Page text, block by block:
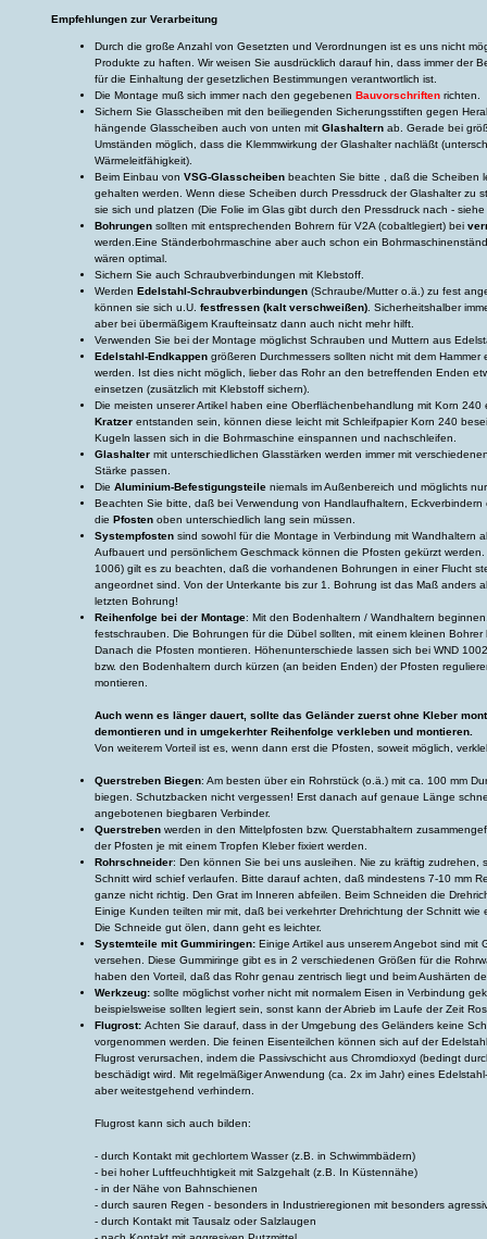
Empfehlungen zur Verarbeitung
Durch die große Anzahl von Gesetzten und Verordnungen ist es uns nicht
Produkte zu haften. Wir weisen Sie ausdrücklich darauf hin, dass immer der
für die Einhaltung der gesetzlichen Bestimmungen verantwortlich ist.
Die Montage muß sich immer nach den gegebenen Bauvorschriften richten.
Sichern Sie Glasscheiben mit den beiliegenden Sicherungsstiften gegen
hängende Glasscheiben auch von unten mit Glashaltern ab. Gerade bei
Umständen möglich, dass die Klemmwirkung der Glashalter nachläßt
Wärmeleitfähigkeit).
Beim Einbau von VSG-Glasscheiben beachten Sie bitte , daß die Scheiben
gehalten werden. Wenn diese Scheiben durch Pressdruck der Glashalter zu
sie sich und platzen (Die Folie im Glas gibt durch den Pressdruck nach -
Bohrungen sollten mit entsprechenden Bohrern für V2A (cobaltlegiert) bei
werden.Eine Ständerbohrmaschine aber auch schon ein
wären optimal.
Sichern Sie auch Schraubverbindungen mit Klebstoff.
Werden Edelstahl-Schraubverbindungen (Schraube/Mutter o.ä.) zu fest
können sie sich u.U. festfressen (kalt verschweißen) . Sicherheitshalber
aber bei übermäßigem Kraufteinsatz dann auch nicht mehr hilft.
Verwenden Sie bei der Montage möglichst Schrauben und Muttern aus
Edelstahl-Endkappen größeren Durchmessers sollten nicht mit dem
werden. Ist dies nicht möglich, lieber das Rohr an den betreffenden Enden
einsetzen (zusätzlich mit Klebstoff sichern).
Die meisten unserer Artikel haben eine Oberflächenbehandlung mit Korn
Kratzer entstanden sein, können diese leicht mit Schleifpapier Korn 240
Kugeln lassen sich in die Bohrmaschine einspannen und nachschleifen.
Glashalter mit unterschiedlichen Glasstärken werden immer mit
Stärke passen.
Die Aluminium-Befestigungsteile niemals im Außenbereich und möglichts
Beachten Sie bitte, daß bei Verwendung von Handlaufhaltern,
die Pfosten oben unterschiedlich lang sein müssen.
Systempfosten sind sowohl für die Montage in Verbindung mit Wandhaltern
Aufbauert und persönlichem Geschmack können die Pfosten gekürzt
1006) gilt es zu beachten, daß die vorhandenen Bohrungen in einer Flucht
angeordnet sind. Von der Unterkante bis zur 1. Bohrung ist das Maß anders
letzten Bohrung!
Reihenfolge bei der Montage: Mit den Bodenhaltern / Wandhaltern
festschrauben. Die Bohrungen für die Dübel sollten, mit einem kleinen
Danach die Pfosten montieren. Höhenunterschiede lassen sich bei WND
bzw. den Bodenhaltern durch kürzen (an beiden Enden) der Pfosten
montieren.
Auch wenn es länger dauert, sollte das Geländer zuerst ohne Kleber
demontieren und in umgekerhter Reihenfolge verkleben und montieren.
Von weiterem Vorteil ist es, wenn dann erst die Pfosten, soweit möglich,
Querstreben Biegen: Am besten über ein Rohrstück (o.ä.) mit ca. 100 mm
biegen. Schutzbacken nicht vergessen! Erst danach auf genaue Länge
angebotenen biegbaren Verbinder.
Querstreben werden in den Mittelpfosten bzw. Querstabhaltern
der Pfosten je mit einem Tropfen Kleber fixiert werden.
Rohrschneider: Den können Sie bei uns ausleihen. Nie zu kräftig zudrehen,
Schnitt wird schief verlaufen. Bitte darauf achten, daß mindestens 7-10 mm
ganze nicht richtig. Den Grat im Inneren abfeilen. Beim Schneiden die
Einige Kunden teilten mir mit, daß bei verkehrter Drehrichtung der Schnitt wie
Die Schneide gut ölen, dann geht es leichter.
Systemteile mit Gummiringen: Einige Artikel aus unserem Angebot sind mit
versehen. Diese Gummiringe gibt es in 2 verschiedenen Größen für die
haben den Vorteil, daß das Rohr genau zentrisch liegt und beim Aushärten
Werkzeug: sollte möglichst vorher nicht mit normalem Eisen in Verbindung
beispielsweise sollten legiert sein, sonst kann der Abrieb im Laufe der Zeit
Flugrost: Achten Sie darauf, dass in der Umgebung des Geländers keine
vorgenommen werden. Die feinen Eisenteilchen können sich auf der
Flugrost verursachen, indem die Passivschicht aus Chromdioxyd (bedingt
beschädigt wird. Mit regelmäßiger Anwendung (ca. 2x im Jahr) eines
aber weitestgehend verhindern.
Flugrost kann sich auch bilden:
- durch Kontakt mit gechlortem Wasser (z.B. in Schwimmbädern)
- bei hoher Luftfeuchhtigkeit mit Salzgehalt (z.B. In Küstennähe)
- in der Nähe von Bahnschienen
- durch sauren Regen - besonders in Industrieregionen mit besonders
- durch Kontakt mit Tausalz oder Salzlaugen